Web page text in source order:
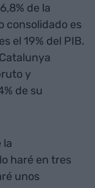
de la
consolidado es
el 19% del PIB.
y
de su
la
lo haré en tres
unos